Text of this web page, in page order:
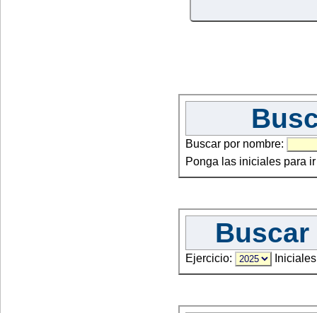
Buscar por nombre:
Ponga las iniciales para
Ejercicio: